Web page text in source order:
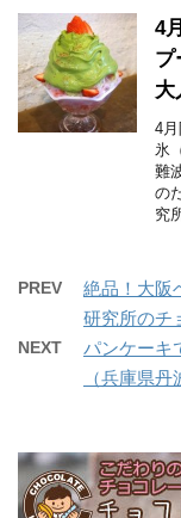
4
プ
大
4
氷
難
の
究
PREV
絶品！大阪
研究所のチ
NEXT
パンケーキ
（兵庫県